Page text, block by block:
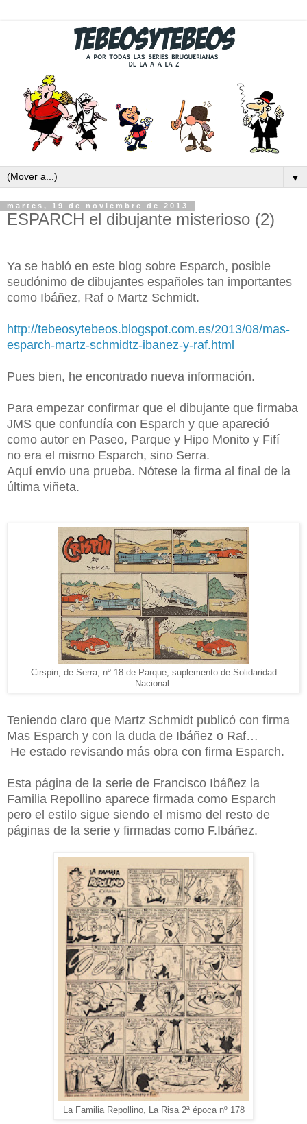
▼
martes, 19 de noviembre de 2013
ESPARCH el dibujante misterioso (2)
Ya se habló en este blog sobre Esparch, posible
seudónimo de dibujantes españoles tan importantes
como Ibáñez, Raf o Martz Schmidt.
http://tebeosytebeos.blogspot.com.es/2013/08/mas-
esparch-martz-schmidtz-ibanez-y-raf.html
Pues bien, he encontrado nueva información.
Para empezar confirmar que el dibujante que firmaba
JMS que confundía con Esparch y que apareció
como autor en Paseo, Parque y Hipo Monito y Fifí
no era el mismo Esparch, sino Serra.
Aquí envío una prueba. Nótese la firma al final de la
última viñeta.
Cirspin, de Serra, nº 18 de Parque, suplemento de Solidaridad
Nacional.
Teniendo claro que Martz Schmidt publicó con firma
Mas Esparch y con la duda de Ibáñez o Raf…
He estado revisando más obra con firma Esparch.
Esta página de la serie de Francisco Ibáñez la
Familia Repollino aparece firmada como Esparch
pero el estilo sigue siendo el mismo del resto de
páginas de la serie y firmadas como F.Ibáñez.
La Familia Repollino, La Risa 2ª época nº 178